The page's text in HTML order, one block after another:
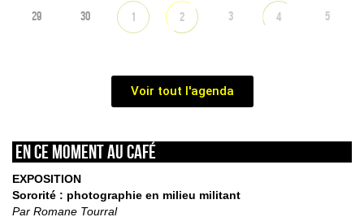
29 30 1 2 3 4 5
Voir tout l'agenda
En ce moment au café
EXPOSITION
Sororité : photographie en milieu militant
Par Romane Tourral